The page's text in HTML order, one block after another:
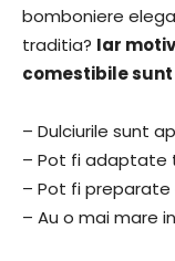
bomboniere
traditia? Iar
comestibile
– Dulciurile sunt
– Pot fi adaptate
– Pot fi
– Au o mai mare